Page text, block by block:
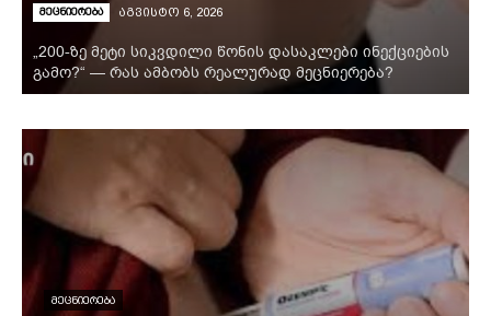
მეცნიერება აგვისტო 6, 2026
„200-ზე მეტი სიკვდილი წონის დასაკლები ინექციების
გამო?“ — რას ამბობს რეალურად მეცნიერება?
ᲛᲔᲪᲜᲘᲔᲠᲔᲑᲐ